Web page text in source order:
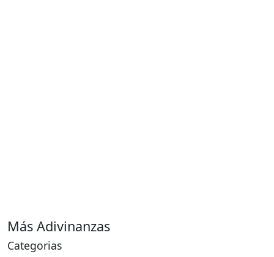
Más Adivinanzas
Categorias